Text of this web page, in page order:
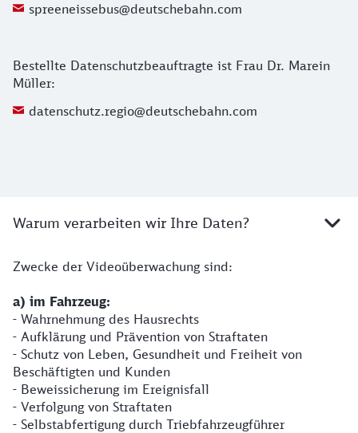
spreeneissebus@deutschebahn.com
Bestellte Datenschutzbeauftragte ist Frau Dr. Marein
Müller:
datenschutz.regio@deutschebahn.com
Warum verarbeiten wir Ihre Daten?
Zwecke der Videoüberwachung sind:
a) im Fahrzeug:
- Wahrnehmung des Hausrechts
- Aufklärung und Prävention von Straftaten
- Schutz von Leben, Gesundheit und Freiheit von
Beschäftigten und Kunden
- Beweissicherung im Ereignisfall
- Verfolgung von Straftaten
- Selbstabfertigung durch Triebfahrzeugführer